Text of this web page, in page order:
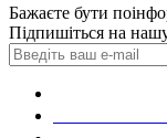
Бажаєте бути
Підпишіться на